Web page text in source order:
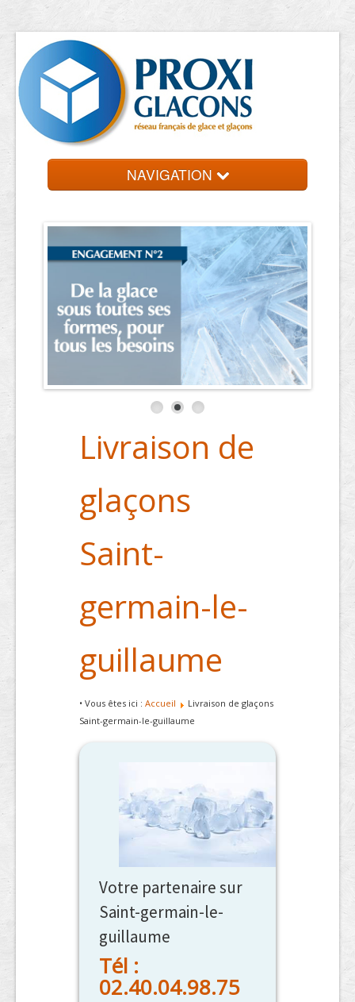
NAVIGATION
Livraison de
glaçons
Saint-
germain-le-
guillaume
• Vous êtes ici : Accueil
Livraison de glaçons
Saint-germain-le-guillaume
Votre partenaire sur
Saint-germain-le-
guillaume
Tél :
02.40.04.98.75